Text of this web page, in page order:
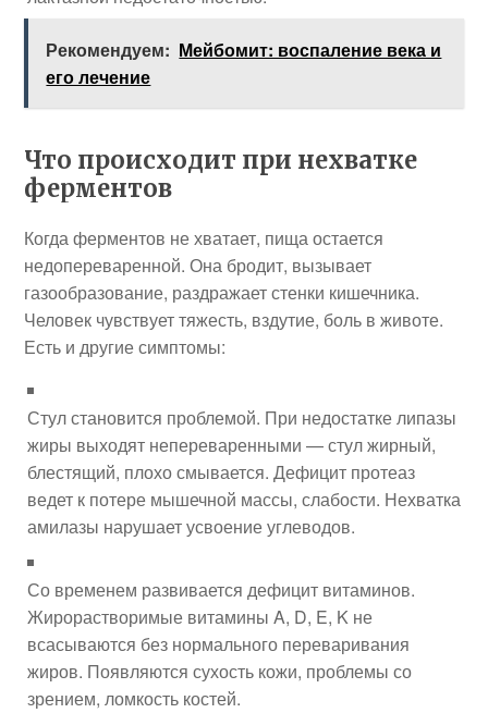
Рекомендуем: Мейбомит: воспаление века и
его лечение
Что происходит при нехватке
ферментов
Когда ферментов не хватает, пища остается
недопереваренной. Она бродит, вызывает
газообразование, раздражает стенки кишечника.
Человек чувствует тяжесть, вздутие, боль в животе.
Есть и другие симптомы:
Стул становится проблемой. При недостатке липазы
жиры выходят непереваренными — стул жирный,
блестящий, плохо смывается. Дефицит протеаз
ведет к потере мышечной массы, слабости. Нехватка
амилазы нарушает усвоение углеводов.
Со временем развивается дефицит витаминов.
Жирорастворимые витамины A, D, E, K не
всасываются без нормального переваривания
жиров. Появляются сухость кожи, проблемы со
зрением, ломкость костей.